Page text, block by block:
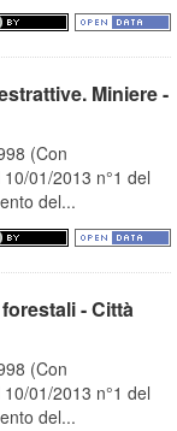
Miniere -
(Con
01/2013 n°1 del
del...
- Città
(Con
01/2013 n°1 del
del...